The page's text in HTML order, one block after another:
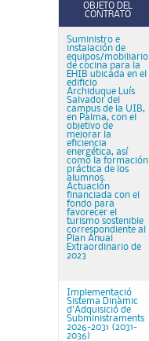
OBJETO DEL
CONTRATO
Suministro e
instalación de
equipos/mobiliario
de cocina para la
EHIB ubicada en el
edificio
Archiduque Luís
Salvador del
campus de la UIB,
en Palma, con el
objetivo de
mejorar la
eficiencia
energética, así
como la formación
práctica de los
alumnos.
Actuación
financiada con el
fondo para
favorecer el
turismo sostenible
correspondiente al
Plan Anual
Extraordinario de
2023
Implementació
Sistema Dinàmic
d'Adquisició de
Subministraments
2026-2031 (2031-
2036)